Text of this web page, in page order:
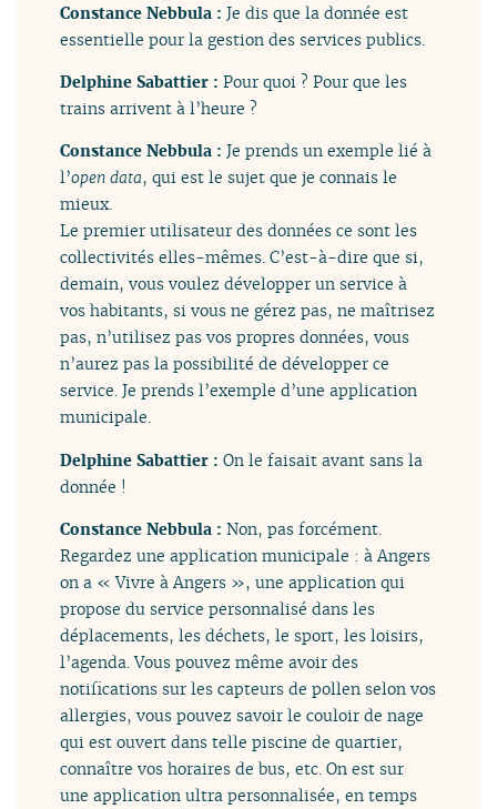
Constance Nebbula :Je dis que la donnée est
essentielle pour la gestion des services publics.
Delphine Sabattier :Pour quoi ? Pour que les
trains arrivent à l’heure ?
Constance Nebbula :Je prends un exemple lié à
l’open data, qui est le sujet que je connais le
mieux.
Le premier utilisateur des données ce sont les
collectivités elles-mêmes. C’est-à-dire que si,
demain, vous voulez développer un service à
vos habitants, si vous ne gérez pas, ne maîtrisez
pas, n’utilisez pas vos propres données, vous
n’aurez pas la possibilité de développer ce
service. Je prends l’exemple d’une application
municipale.
Delphine Sabattier :On le faisait avant sans la
donnée !
Constance Nebbula :Non, pas forcément.
Regardez une application municipale : à Angers
on a « Vivre à Angers », une application qui
propose du service personnalisé dans les
déplacements, les déchets, le sport, les loisirs,
l’agenda. Vous pouvez même avoir des
notifications sur les capteurs de pollen selon vos
allergies, vous pouvez savoir le couloir de nage
qui est ouvert dans telle piscine de quartier,
connaître vos horaires de bus, etc. On est sur
une application ultra personnalisée, en temps